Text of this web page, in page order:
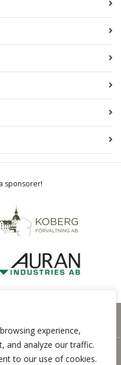
experience,
and analyze our traffic.
to our use of cookies.
sponsorer!